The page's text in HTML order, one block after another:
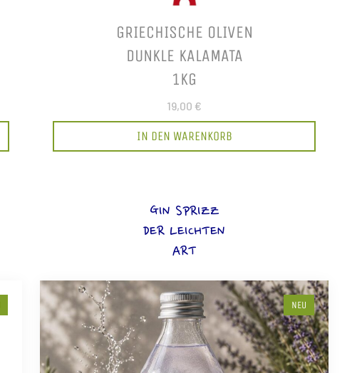
GRIECHISCHE OLIVEN
DUNKLE KALAMATA
1KG
19,00 €
IN DEN WARENKORB
GIN SPRIZZ
DER LEICHTEN
ART
NEU